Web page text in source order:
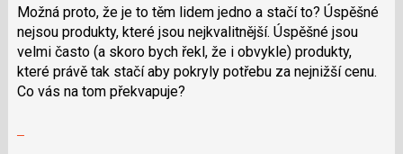
použít
i
klávesy
N
pro
Možná proto, že je to těm lidem jedno a stačí to? Úspěšné
nejsou produkty, které jsou nejkvalitnější. Úspěšné jsou
velmi často (a skoro bych řekl, že i obvykle) produkty,
které právě tak stačí aby pokryly potřebu za nejnižší cenu.
Co vás na tom překvapuje?